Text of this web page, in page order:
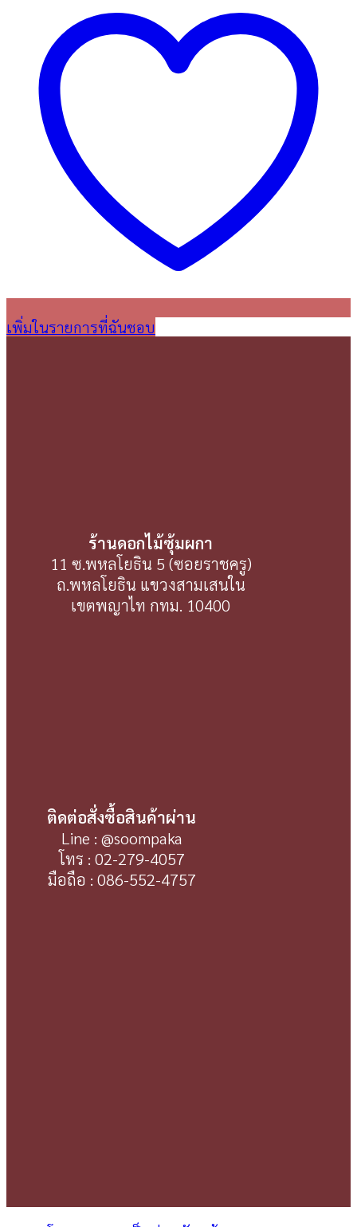
เพิ่มในรายการที่ฉันชอบ
ร้านดอกไม้ซุ้มผกา
11 ซ.พหลโยธิน 5 (ซอยราชครู)
ถ.พหลโยธิน แขวงสามเสนใน
เขตพญาไท กทม. 10400
ติดต่อสั่งซื้อสินค้าผ่าน
Line : @soompaka
โทร : 02-279-4057
มือถือ : 086-552-4757